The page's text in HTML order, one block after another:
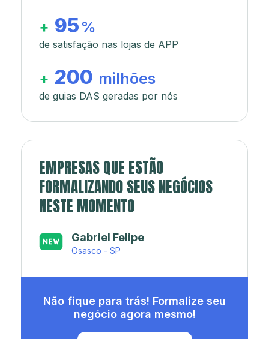
+ 95 %
de satisfação nas lojas de APP
+ 200 milhões
de guias DAS geradas por nós
EMPRESAS QUE ESTÃO
FORMALIZANDO SEUS NEGÓCIOS
NESTE MOMENTO
Japa’s açaí e sorveteria
Rio de Janeiro - RJ
Não fique para trás! Formalize seu
negócio agora mesmo!